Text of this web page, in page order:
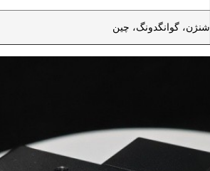
شنژن، گوانگدونگ، چین